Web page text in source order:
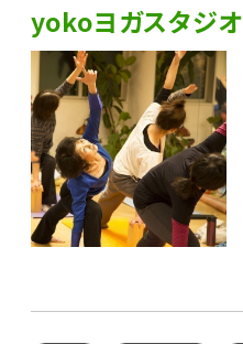
yokoヨガスタジオ